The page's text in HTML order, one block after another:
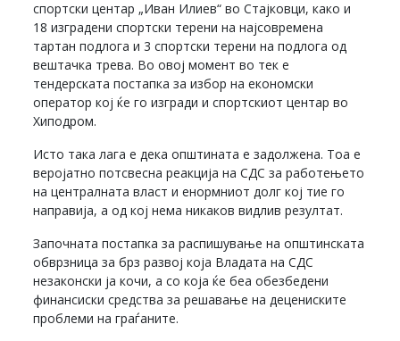
спортски центар „Иван Илиев“ во Стајковци, како и
18 изградени спортски терени на најсовремена
тартан подлога и 3 спортски терени на подлога од
вештачка трева. Во овој момент во тек е
тендерската постапка за избор на економски
оператор кој ќе го изгради и спортскиот центар во
Хиподром.
Исто така лага е дека општината е задолжена. Тоа е
веројатно потсвесна реакција на СДС за работењето
на централната власт и енормниот долг кој тие го
направија, а од кој нема никаков видлив резултат.
Започната постапка за распишување на општинската
обврзница за брз развој која Владата на СДС
незаконски ја кочи, а со која ќе беа обезбедени
финансиски средства за решавање на децениските
проблеми на граѓаните.